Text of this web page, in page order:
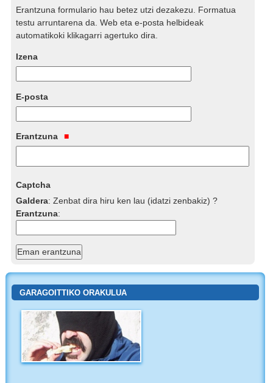
Erantzuna formulario hau betez utzi dezakezu. Formatua
testu arruntarena da. Web eta e-posta helbideak
automatikoki klikagarri agertuko dira.
Izena
E-posta
Erantzuna
Captcha
Galdera:Zenbat dira hiru ken lau (idatzi zenbakiz) ?
Erantzuna:
GARAGOITTIKO ORAKULUA